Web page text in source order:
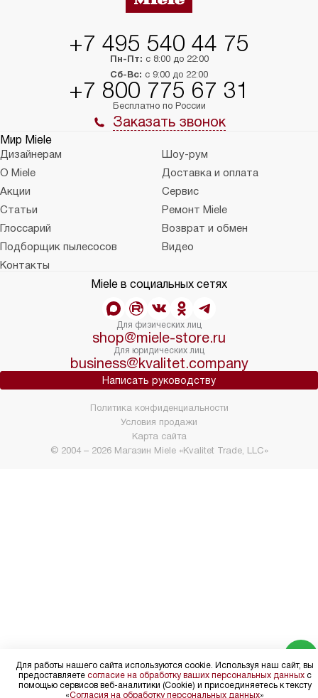
+7 495 540 44 75
Пн-Пт: с 8:00 до 22:00
Сб-Вс: с 9:00 до 22:00
+7 800 775 67 31
Бесплатно по России
Заказать звонок
Мир Miele
Дизайнерам
Шоу-рум
О Miele
Доставка и оплата
Акции
Сервис
Статьи
Ремонт Miele
Глоссарий
Возврат и обмен
Подборщик пылесосов
Видео
Контакты
Miele в социальных сетях
Для физических лиц
shop@miele-store.ru
Для юридических лиц
business@kvalitet.company
Написать руководству
© 2004 – 2026 Магазин Miele «Kvalitet Trade, LLC»
Политика конфиденциальности
Условия продажи
Карта сайта
Для работы нашего сайта используются cookie. Используя наш сайт, вы
предоставляете согласие на обработку ваших персональных данныхс
помощью сервисов веб-аналитики (Cookie) и присоединяетесь к тексту
«Согласия на обработку персональных данных»